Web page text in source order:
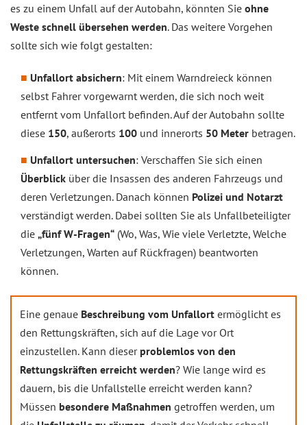
es zu einem Unfall auf der Autobahn, könnten Sie ohne
Weste schnell übersehen werden. Das weitere Vorgehen
sollte sich wie folgt gestalten:
Unfallort absichern: Mit einem Warndreieck können
selbst Fahrer vorgewarnt werden, die sich noch weit
entfernt vom Unfallort befinden. Auf der Autobahn sollte
diese 150, außerorts 100 und innerorts 50 Meter betragen.
Unfallort untersuchen: Verschaffen Sie sich einen
Überblick über die Insassen des anderen Fahrzeugs und
deren Verletzungen. Danach können Polizei und Notarzt
verständigt werden. Dabei sollten Sie als Unfallbeteiligter
die „fünf W-Fragen“ (Wo, Was, Wie viele Verletzte, Welche
Verletzungen, Warten auf Rückfragen) beantworten
können.
Eine genaue Beschreibung vom Unfallort ermöglicht es
den Rettungskräften, sich auf die Lage vor Ort
einzustellen. Kann dieser problemlos von den
Rettungskräften erreicht werden? Wie lange wird es
dauern, bis die Unfallstelle erreicht werden kann?
Müssen besondere Maßnahmen getroffen werden, um